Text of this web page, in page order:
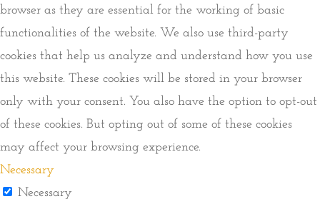
browser as they are essential for the working of basic
functionalities of the website. We also use third-party
cookies that help us analyze and understand how you use
this website. These cookies will be stored in your browser
only with your consent. You also have the option to opt-out
of these cookies. But opting out of some of these cookies
may affect your browsing experience.
Necessary
Necessary